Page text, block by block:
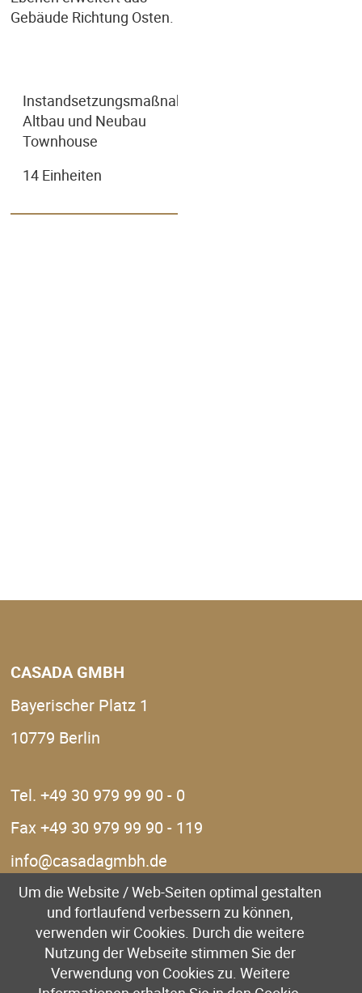
Gebäude Richtung Osten.
Instandsetzungsmaßnahmen
Altbau und Neubau
Townhouse
14 Einheiten
CASADA GMBH
Bayerischer Platz 1
10779 Berlin
Tel. +49 30 979 99 90 - 0
Fax +49 30 979 99 90 - 119
info@casadagmbh.de
Kontakt
Impressum
Um die Website / Web-Seiten optimal gestalten
und fortlaufend verbessern zu können,
verwenden wir Cookies. Durch die weitere
Nutzung der Webseite stimmen Sie der
Verwendung von Cookies zu. Weitere